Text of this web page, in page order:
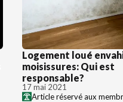
Logement loué
moisissures: Qui est
responsable?
17 mai 2021
Article réservé aux